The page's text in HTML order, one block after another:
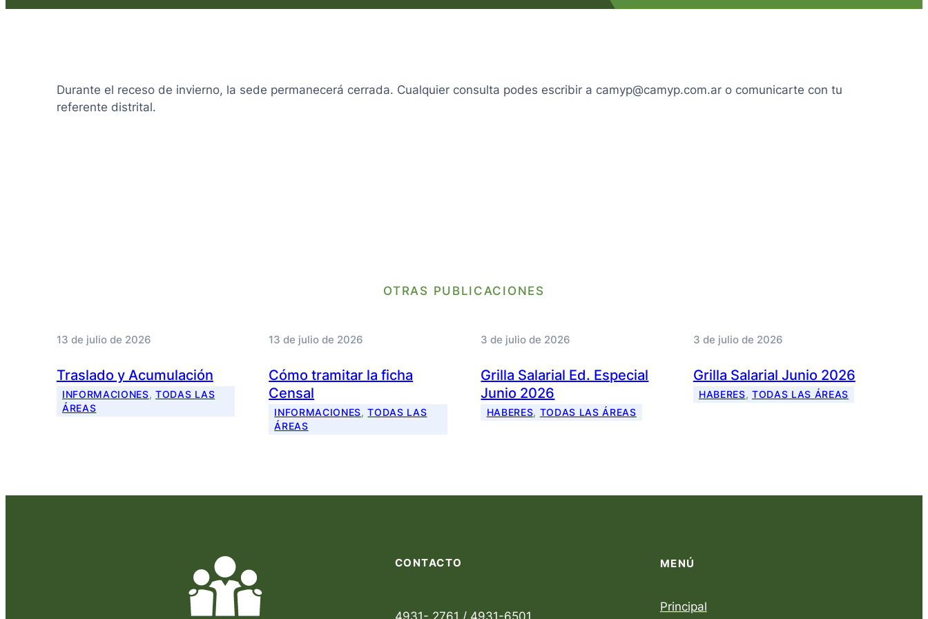
Durante el receso de invierno, la sede permanecerá cerrada. Cualquier consulta podes escribir a camyp@camyp.com.ar o comunicarte con tu
referente distrital.
OTRAS PUBLICACIONES
13 de julio de 2026
Traslado y Acumulación
INFORMACIONES, TODAS LAS
ÁREAS
13 de julio de 2026
Cómo tramitar la ficha
Censal
INFORMACIONES, TODAS LAS
ÁREAS
3 de julio de 2026
Grilla Salarial Ed. Especial
Junio 2026
HABERES, TODAS LAS ÁREAS
3 de julio de 2026
Grilla Salarial Junio 2026
HABERES, TODAS LAS ÁREAS
CONTACTO MENÚ
Principal